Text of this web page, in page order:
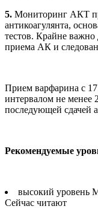
5. Мониторинг АКТ
антикоагулянта,
тестов. Крайне важно
приема АК и
Прием варфарина с
интервалом не менее
последующей сдачей
Рекомендуемые
высокий уровень
Сейчас читают